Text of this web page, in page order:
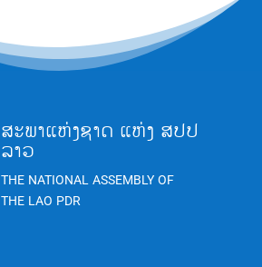
ສະພາແຫ່ງຊາດ ແຫ່ງ ສປປ
ລາວ
THE NATIONAL ASSEMBLY OF
THE LAO PDR